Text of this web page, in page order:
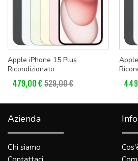
Apple iPhone 15 Plus
Ricondizionato
479,00 € 529,00 €
Azienda
Chi siamo